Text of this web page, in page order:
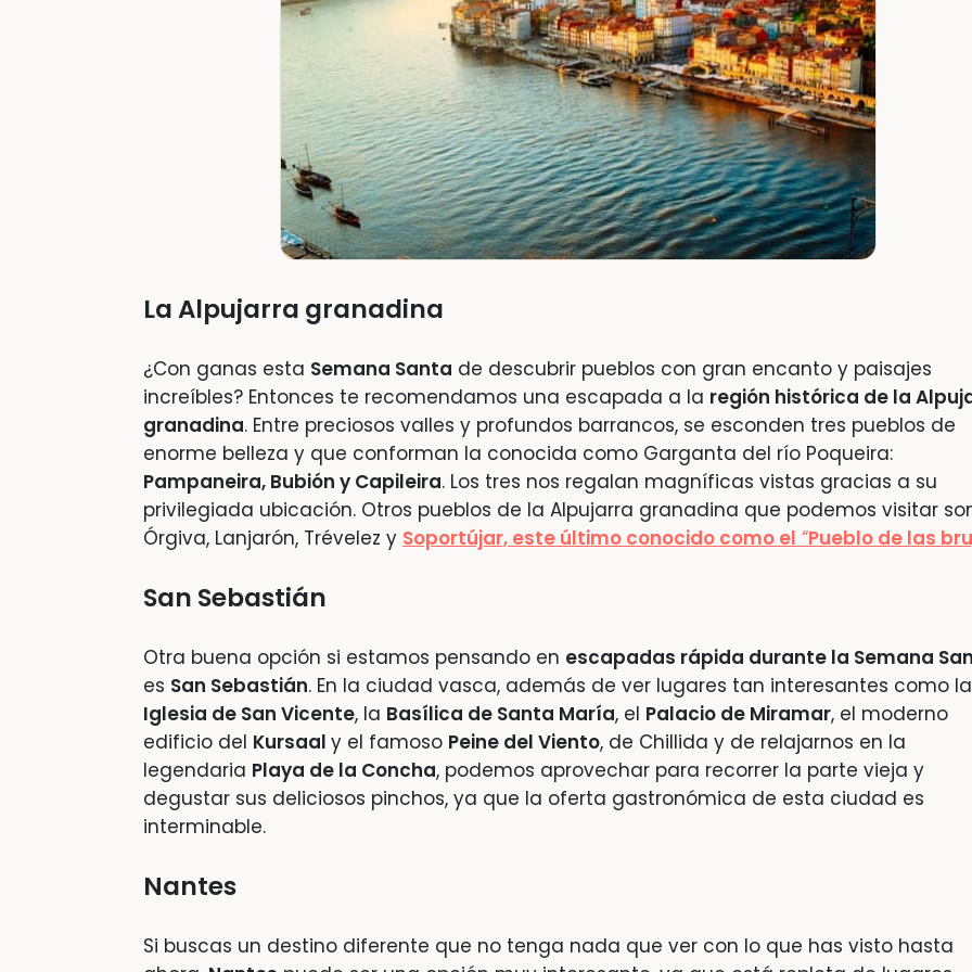
La Alpujarra granadina
¿Con ganas esta Semana Santa de descubrir pueblos con gran encanto y paisajes
increíbles? Entonces te recomendamos una escapada a la región histórica de la
granadina. Entre preciosos valles y profundos barrancos, se esconden tres pueblos de
enorme belleza y que conforman la conocida como Garganta del río Poqueira:
Pampaneira, Bubión y Capileira. Los tres nos regalan magníficas vistas gracias a su
privilegiada ubicación. Otros pueblos de la Alpujarra granadina que podemos visitar
Órgiva, Lanjarón, Trévelez y Soportújar, este último conocido como el “Pueblo de las
San Sebastián
Otra buena opción si estamos pensando en escapadas rápida durante la Semana
es San Sebastián. En la ciudad vasca, además de ver lugares tan interesantes como la
Iglesia de San Vicente, la Basílica de Santa María, el Palacio de Miramar, el moderno
edificio del Kursaal y el famoso Peine del Viento, de Chillida y de relajarnos en la
legendaria Playa de la Concha, podemos aprovechar para recorrer la parte vieja y
degustar sus deliciosos pinchos, ya que la oferta gastronómica de esta ciudad es
interminable.
Nantes
Si buscas un destino diferente que no tenga nada que ver con lo que has visto hasta